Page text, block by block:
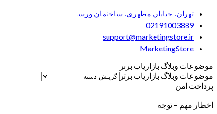
تهران، خیابان مطهری، ساختمان ورسا
02191003889
support@marketingstore.ir
MarketingStore
موضوعات وبلاگ بازاریاب برتر
موضوعات وبلاگ بازاریاب برتر
پرداخت امن
اخطار مهم – توجه